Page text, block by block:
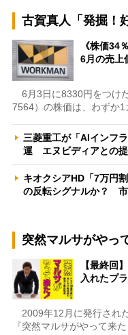
古賀真人「発掘！
《株価34
6月の売上
6月3日に8330円をつけ
7564）の株価は、わずか
三菱重工が「AIインフ
運 エヌビディアとの
キオクシアHD「7万円
の反転シグナルか？
突然マルサがやっ
【最終回
入れたプ
2009年12月に発行され
『突然マルサがやって来